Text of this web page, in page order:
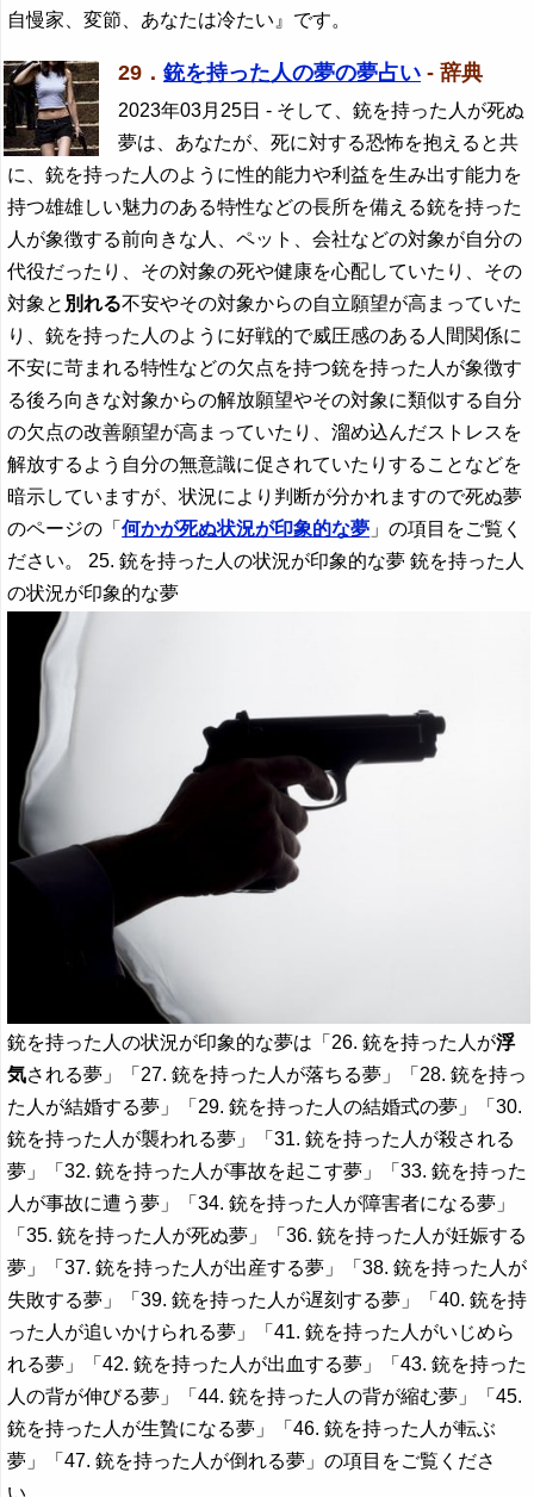
自慢家、変節、あなたは冷たい』です。
29． 銃を持った人の夢の夢占い - 辞典
2023年03月25日 - そして、銃を持った人が死ぬ
夢は、あなたが、死に対する恐怖を抱えると共
に、銃を持った人のように性的能力や利益を生み出す能力を
持つ雄雄しい魅力のある特性などの長所を備える銃を持った
人が象徴する前向きな人、ペット、会社などの対象が自分の
代役だったり、その対象の死や健康を心配していたり、その
対象と 別れる不安やその対象からの自立願望が高まっていた
り、銃を持った人のように好戦的で威圧感のある人間関係に
不安に苛まれる特性などの欠点を持つ銃を持った人が象徴す
る後ろ向きな対象からの解放願望やその対象に類似する自分
の欠点の改善願望が高まっていたり、溜め込んだストレスを
解放するよう自分の無意識に促されていたりすることなどを
暗示していますが、状況により判断が分かれますので死ぬ夢
のページの「何かが死ぬ状況が印象的な夢 」の項目をご覧く
ださい。 25. 銃を持った人の状況が印象的な夢 銃を持った人
の状況が印象的な夢
銃を持った人の状況が印象的な夢は「26. 銃を持った人が浮
気される夢」「27. 銃を持った人が落ちる夢」「28. 銃を持っ
た人が結婚する夢」「29. 銃を持った人の結婚式の夢」「30.
銃を持った人が襲われる夢」「31. 銃を持った人が殺される
夢」「32. 銃を持った人が事故を起こす夢」「33. 銃を持った
人が事故に遭う夢」「34. 銃を持った人が障害者になる夢」
「35. 銃を持った人が死ぬ夢」「36. 銃を持った人が妊娠する
夢」「37. 銃を持った人が出産する夢」「38. 銃を持った人が
失敗する夢」「39. 銃を持った人が遅刻する夢」「40. 銃を持
った人が追いかけられる夢」「41. 銃を持った人がいじめら
れる夢」「42. 銃を持った人が出血する夢」「43. 銃を持った
人の背が伸びる夢」「44. 銃を持った人の背が縮む夢」「45.
銃を持った人が生贄になる夢」「46. 銃を持った人が転ぶ
夢」「47. 銃を持った人が倒れる夢」の項目をご覧くださ